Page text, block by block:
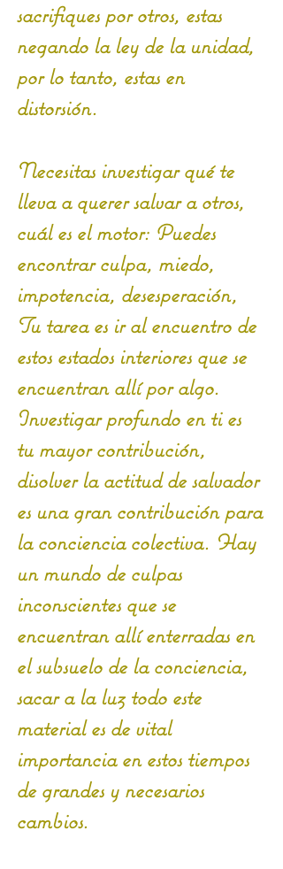
sacrifiques por otros, estas
negando la ley de la unidad,
por lo tanto, estas en
distorsión.
Necesitas investigar qué te
lleva a querer salvar a otros,
cuál es el motor: Puedes
encontrar culpa, miedo,
impotencia, desesperación,
Tu tarea es ir al encuentro de
estos estados interiores que se
encuentran allí por algo.
Investigar profundo en ti es
tu mayor contribución,
disolver la actitud de salvador
es una gran contribución para
la conciencia colectiva. Hay
un mundo de culpas
inconscientes que se
encuentran allí enterradas en
el subsuelo de la conciencia,
sacar a la luz todo este
material es de vital
importancia en estos tiempos
de grandes y necesarios
cambios.